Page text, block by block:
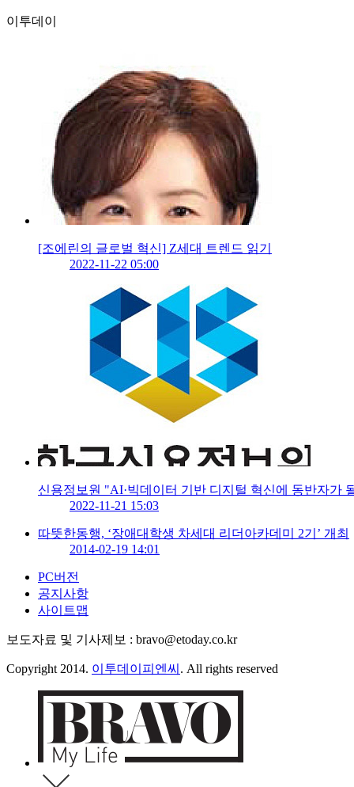
이투데이
[조에린의 글로벌 혁신] Z세대 트렌드 읽기
2022-11-22 05:00
신용정보원 "AI·빅데이터 기반 디지털 혁신에 동반자가
2022-11-21 15:03
따뜻한동행, ‘장애대학생 차세대 리더아카데미 2기’ 개최
2014-02-19 14:01
PC버전
공지사항
사이트맵
보도자료 및 기사제보 : bravo@etoday.co.kr
Copyright 2014. 이투데이피엔씨 . All rights reserved